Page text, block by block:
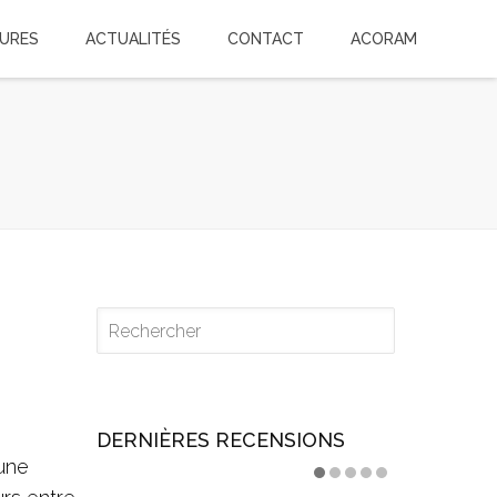
DERNIÈRES RECENSIONS
ACTUALITÉS CONTACT ACORAM